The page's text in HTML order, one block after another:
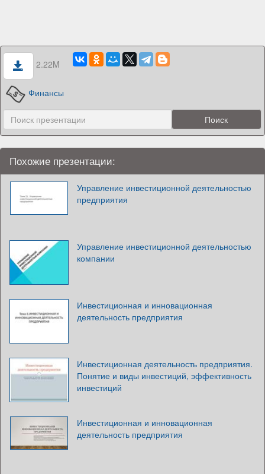
2.22M
Финансы
Похожие презентации:
Управление инвестиционной деятельностью
предприятия
Управление инвестиционной деятельностью
компании
Инвестиционная и инновационная
деятельность предприятия
Инвестиционная деятельность предприятия.
Понятие и виды инвестиций, эффективность
инвестиций
Инвестиционная и инновационная
деятельность предприятия